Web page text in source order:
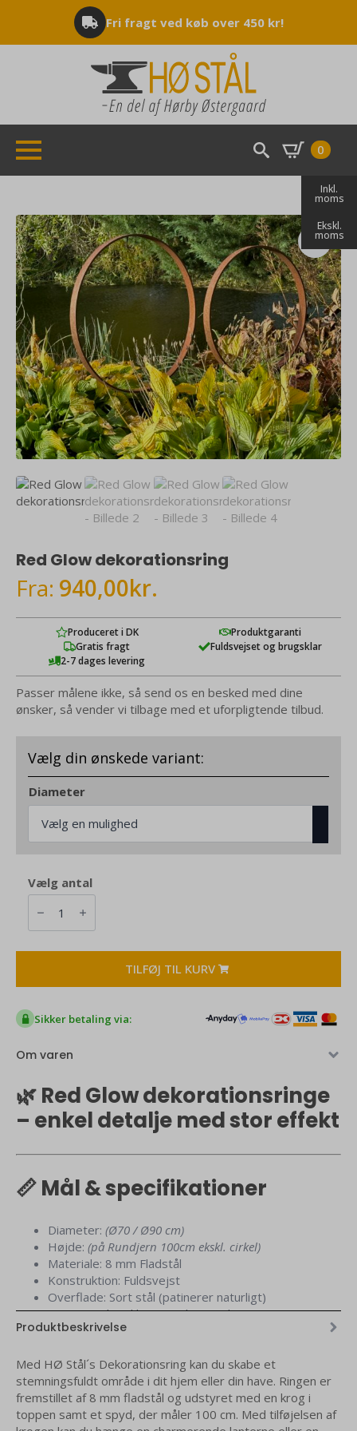
Fri fragt ved køb over 450 kr!
Search
0
Inkl.
moms
Ekskl.
moms
Red Glow dekorationsring
Fra: 940,00kr.
Produceret i DK
Produktgaranti
Gratis fragt
Fuldsvejset og brugsklar
2-7 dages levering
Passer målene ikke, så send os en besked med dine
ønsker, så vender vi tilbage med et uforpligtende tilbud.
Diameter
Red
Glow
dekorationsring
antal
TILFØJ TIL KURV
Sikker betaling via:
Om varen
🌿 Red Glow dekorationsringe
– enkel detalje med stor effekt
📏 Mål & specifikationer
Diameter: (Ø70 / Ø90 cm)
Højde: (på Rundjern 100cm ekskl. cirkel)
Materiale: 8 mm Fladstål
Konstruktion: Fuldsvejst
Overflade: Sort stål (patinerer naturligt)
Leveres: Klar til brug – uden samling
Skab ro, struktur og et gennemført udtryk i haven med en
enkel løsning, der gør en stor forskel.
Fremstillet i tysk 8 mm stål så du får en løsning, der holder
i mange år. Over tid udvikler stålet en smuk, rusten patina,
Produktbeskrivelse
Med HØ Stål´s Dekorationsring kan du skabe et
stemningsfuldt område i dit hjem eller din have. Ringen er
fremstillet af 8 mm fladstål og udstyret med en krog i
toppen samt et spyd, der måler 100 cm. Med tilføjelsen af